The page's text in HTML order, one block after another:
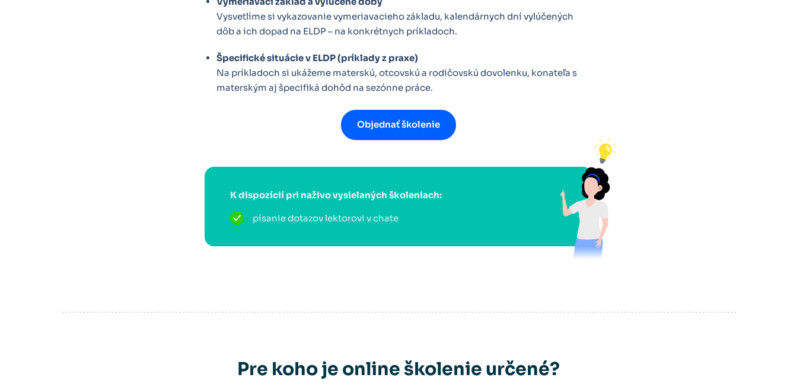
Vysvetlíme si vykazovanie vymeriavacieho základu, kalendárnych dní vylúčených
dôb a ich dopad na ELDP – na konkrétnych príkladoch.
Špecifické situácie v ELDP (príklady z praxe)
Na príkladoch si ukážeme materskú, otcovskú a rodičovskú dovolenku, konateľa s
materským aj špecifiká dohôd na sezónne práce.
Objednať školenie
K dispozícií pri naživo vysielaných školeniach:
písanie dotazov lektorovi v chate
Pre koho je online školenie určené?